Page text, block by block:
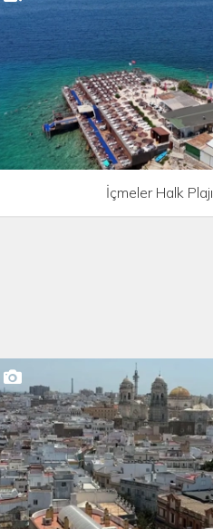
İçmeler Halk Plajı